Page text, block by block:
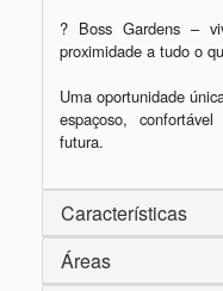
? Boss Gardens –
proximidade a tudo o
Uma oportunidade
espaçoso,
futura.
Características
Áreas